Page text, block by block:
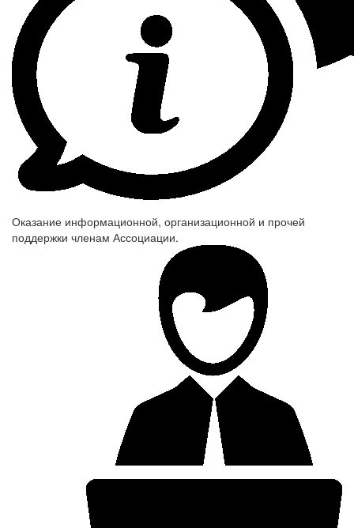
Оказание информационной, организационной и прочей
поддержки членам Ассоциации.